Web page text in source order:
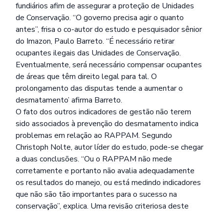
fundiários afim de assegurar a proteção de Unidades
de Conservação. “O governo precisa agir o quanto
antes”, frisa o co-autor do estudo e pesquisador sênior
do Imazon, Paulo Barreto. “É necessário retirar
ocupantes ilegais das Unidades de Conservação.
Eventualmente, será necessário compensar ocupantes
de áreas que têm direito legal para tal. O
prolongamento das disputas tende a aumentar o
desmatamento’ afirma Barreto.
O fato dos outros indicadores de gestão não terem
sido associados à prevenção do desmatamento indica
problemas em relação ao RAPPAM. Segundo
Christoph Nolte, autor líder do estudo, pode-se chegar
a duas conclusões. “Ou o RAPPAM não mede
corretamente e portanto não avalia adequadamente
os resultados do manejo, ou está medindo indicadores
que não são tão importantes para o sucesso na
conservação”, explica. Uma revisão criteriosa deste